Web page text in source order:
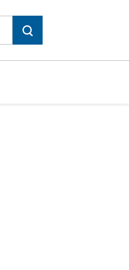
e oportunidades que